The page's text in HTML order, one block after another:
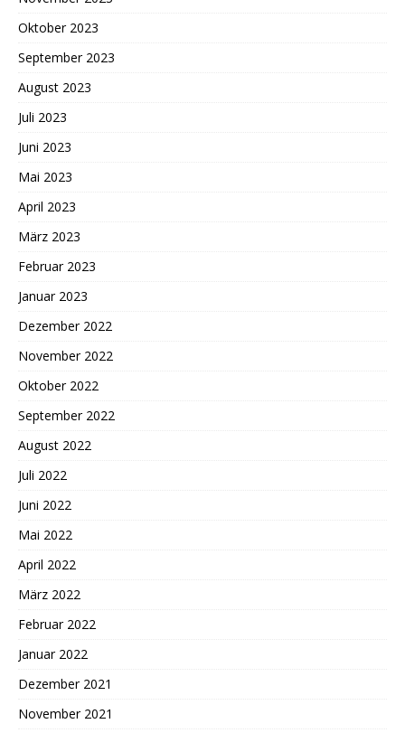
Oktober 2023
September 2023
August 2023
Juli 2023
Juni 2023
Mai 2023
April 2023
März 2023
Februar 2023
Januar 2023
Dezember 2022
November 2022
Oktober 2022
September 2022
August 2022
Juli 2022
Juni 2022
Mai 2022
April 2022
März 2022
Februar 2022
Januar 2022
Dezember 2021
November 2021